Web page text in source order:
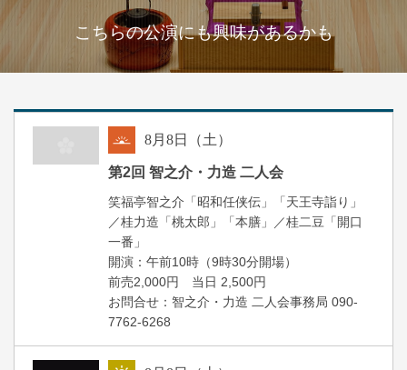
こちらの公演にも興味があるかも
8月8日（土）
第2回 智之介・力造 二人会
笑福亭智之介「昭和任侠伝」「天王寺詣り」
／桂力造「桃太郎」「本膳」／桂二豆「開口
一番」
開演：午前10時（9時30分開場）
前売2,000円 当日 2,500円
お問合せ：智之介・力造 二人会事務局 090-
7762-6268